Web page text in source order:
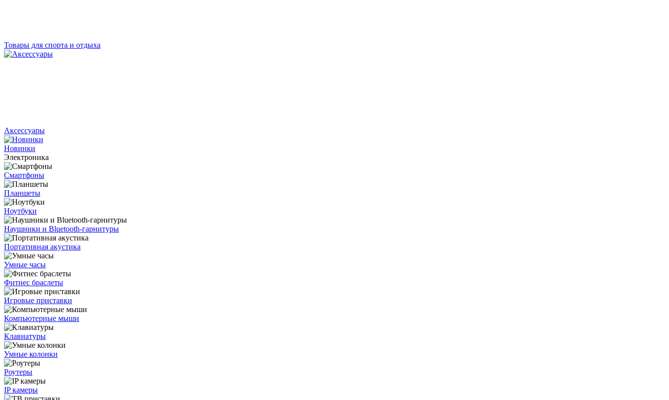
Товары для спорта и отдыха
Аксессуары
Новинки
Электроника
Смартфоны
Планшеты
Ноутбуки
Наушники и Bluetooth-гарнитуры
Портативная акустика
Умные часы
Фитнес браслеты
Игровые приставки
Компьютерные мыши
Клавиатуры
Умные колонки
Роутеры
IP камеры